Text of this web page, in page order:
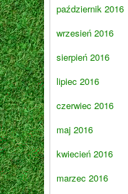
październik 2016
wrzesień 2016
sierpień 2016
lipiec 2016
czerwiec 2016
maj 2016
kwiecień 2016
marzec 2016